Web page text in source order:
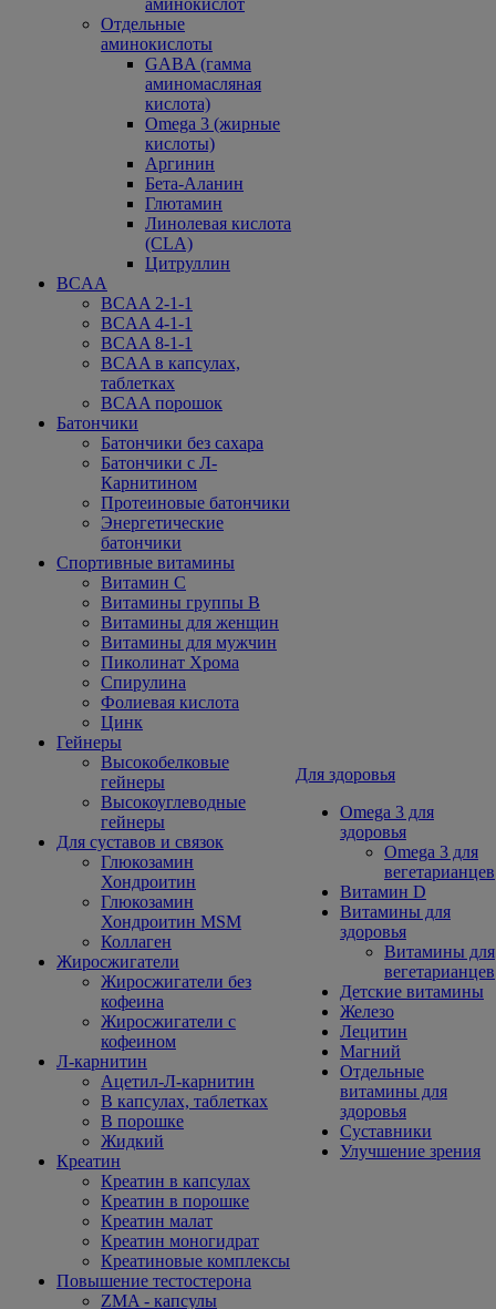
аминокислот
Отдельные
аминокислоты
GABA (гамма
аминомасляная
кислота)
Omega 3 (жирные
кислоты)
Аргинин
Бета-Аланин
Глютамин
Линолевая кислота
(CLA)
Цитруллин
BCAA
BCAA 2-1-1
BCAA 4-1-1
BCAA 8-1-1
BCAA в капсулах,
таблетках
BCAA порошок
Батончики
Батончики без сахара
Батончики с Л-
Карнитином
Протеиновые батончики
Энергетические
батончики
Спортивные витамины
Витамин С
Витамины группы В
Витамины для женщин
Витамины для мужчин
Пиколинат Хрома
Спирулина
Фолиевая кислота
Цинк
Гейнеры
Высокобелковые
гейнеры
Высокоуглеводные
гейнеры
Для суставов и связок
Глюкозамин
Хондроитин
Глюкозамин
Хондроитин MSM
Коллаген
Жиросжигатели
Жиросжигатели без
кофеина
Жиросжигатели с
кофеином
Л-карнитин
Ацетил-Л-карнитин
В капсулах, таблетках
В порошке
Жидкий
Креатин
Креатин в капсулах
Креатин в порошке
Креатин малат
Креатин моногидрат
Креатиновые комплексы
Повышение тестостерона
ZMA - капсулы
Для здоровья
Omega 3 для
здоровья
Omega 3 для
вегетарианцев
Витамин D
Витамины для
здоровья
Витамины для
вегетарианцев
Детские витамины
Железо
Лецитин
Магний
Отдельные
витамины для
здоровья
Суставники
Улучшение зрения